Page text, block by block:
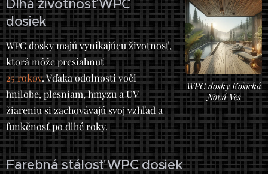
WPC dosky Košická
Nová Ves
Dlhá životnosť WPC
dosiek
WPC dosky majú vynikajúcu životnosť,
ktorá môže presiahnuť
25 rokov. Vďaka odolnosti voči
hnilobe, plesniam, hmyzu a UV
žiareniu si zachovávajú svoj vzhľad a
funkčnosť po dlhé roky.
Farebná stálosť WPC dosiek